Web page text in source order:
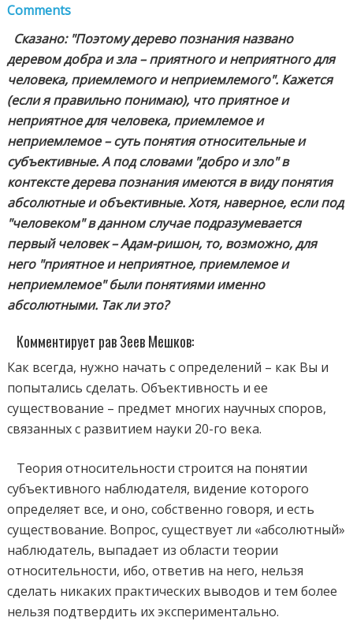
Comments
Сказано: "Поэтому дерево познания названо
деревом добра и зла – приятного и неприятного для
человека, приемлемого и неприемлемого". Кажется
(если я правильно понимаю), что приятное и
неприятное для человека, приемлемое и
неприемлемое – суть понятия относительные и
субъективные. А под словами "добро и зло" в
контексте дерева познания имеются в виду понятия
абсолютные и объективные. Хотя, наверное, если под
"человеком" в данном случае подразумевается
первый человек – Адам-ришон, то, возможно, для
него "приятное и неприятное, приемлемое и
неприемлемое" были понятиями именно
абсолютными. Так ли это?
Комментирует рав Зеев Мешков:
Как всегда, нужно начать с определений – как Вы и
попытались сделать. Объективность и ее
существование – предмет многих научных споров,
связанных с развитием науки 20-го века.
Теория относительности строится на понятии
субъективного наблюдателя, видение которого
определяет все, и оно, собственно говоря, и есть
существование. Вопрос, существует ли «абсолютный»
наблюдатель, выпадает из области теории
относительности, ибо, ответив на него, нельзя
сделать никаких практических выводов и тем более
нельзя подтвердить их экспериментально.